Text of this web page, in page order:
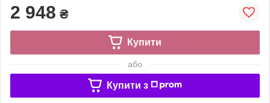
2 948 ₴
Купити
або
Купити з